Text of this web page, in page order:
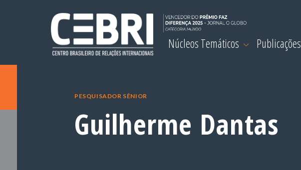
Núcleos Temáticos Publicações
PESQUISADOR SÊNIOR
Guilherme Dantas